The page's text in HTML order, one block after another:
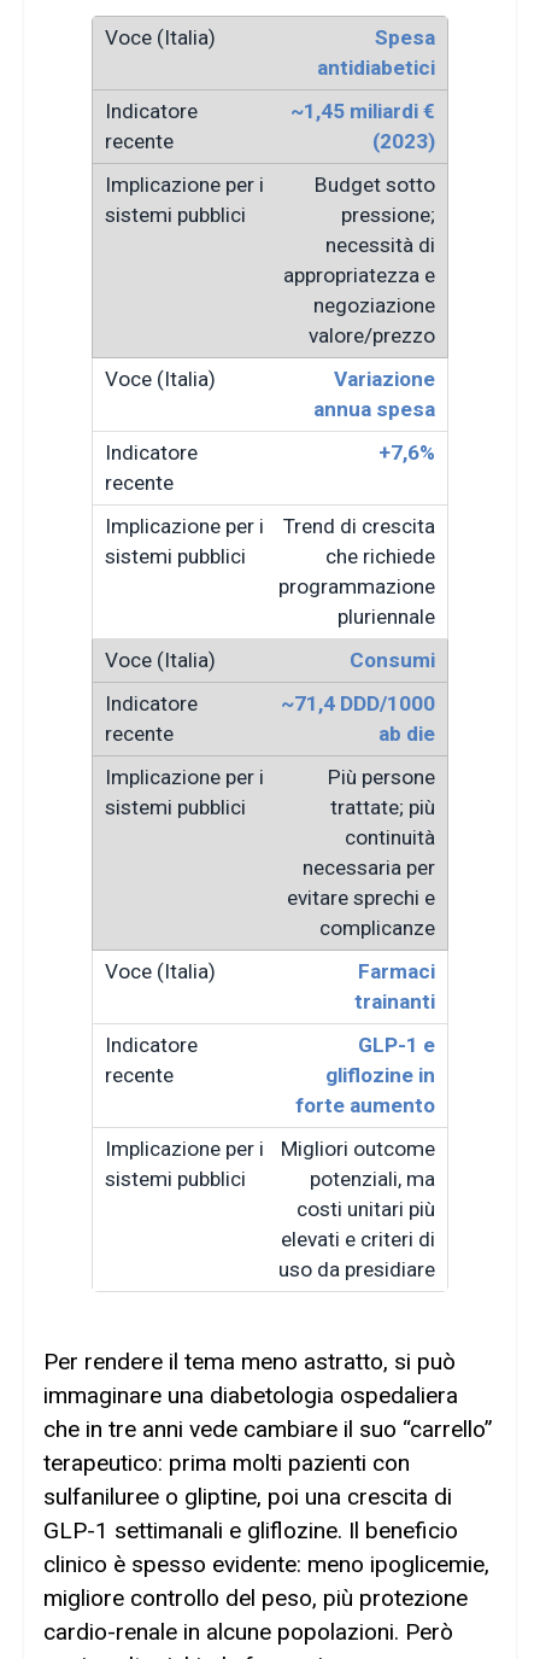
Spesa
antidiabetici
~1,45 miliardi €
(2023)
Budget sotto
pressione;
necessità di
appropriatezza e
negoziazione
valore/prezzo
Variazione
annua spesa
+7,6%
Trend di crescita
che richiede
programmazione
pluriennale
Consumi
~71,4 DDD/1000
ab die
Più persone
trattate; più
continuità
necessaria per
evitare sprechi e
complicanze
Farmaci
trainanti
GLP-1 e
gliflozine in
forte aumento
Migliori outcome
potenziali, ma
costi unitari più
elevati e criteri di
uso da presidiare
Per rendere il tema meno astratto, si può
immaginare una diabetologia ospedaliera
che in tre anni vede cambiare il suo “carrello”
terapeutico: prima molti pazienti con
sulfaniluree o gliptine, poi una crescita di
GLP-1 settimanali e gliflozine. Il beneficio
clinico è spesso evidente: meno ipoglicemie,
migliore controllo del peso, più protezione
cardio-renale in alcune popolazioni. Però